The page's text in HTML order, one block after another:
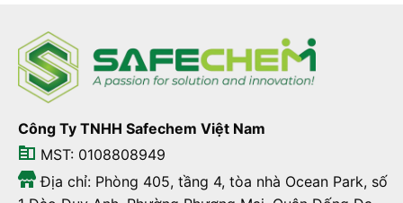
Công Ty TNHH Safechem Việt Nam
MST: 0108808949
Địa chỉ: Phòng 405, tầng 4, tòa nhà Ocean Park, số